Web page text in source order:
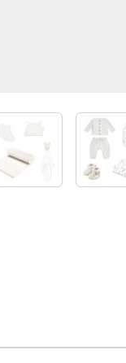
View larger